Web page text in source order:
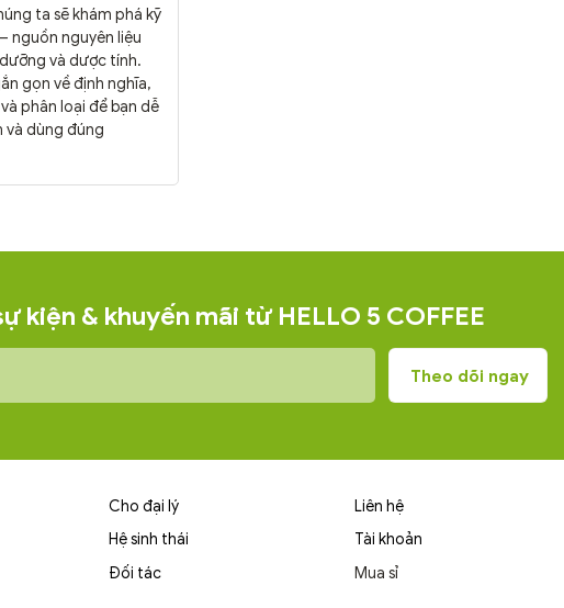
ta sẽ khám phá kỹ
nguồn nguyên liệu
và dược tính.
gọn về định nghĩa,
phân loại để bạn dễ
và dùng đúng
kiện & khuyến mãi từ HELLO 5 COFFEE
Cho đại lý
Hệ sinh thái
Đối tác
Liên hệ
Tài khoản
Mua sỉ